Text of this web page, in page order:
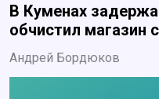
В Куменах
обчистил магазин
Андрей Бордюков